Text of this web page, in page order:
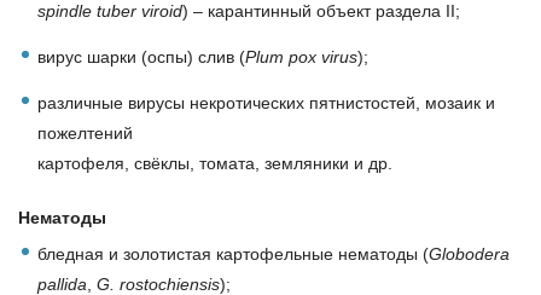
spindle tuber viroid) – карантинный объект раздела II;
вирус шарки (оспы) слив (Plum pox virus);
различные вирусы некротических пятнистостей, мозаик и
пожелтений
картофеля, свёклы, томата, земляники и др.
Нематоды
бледная и золотистая картофельные нематоды (Globodera
pallida G. rostochiensis);